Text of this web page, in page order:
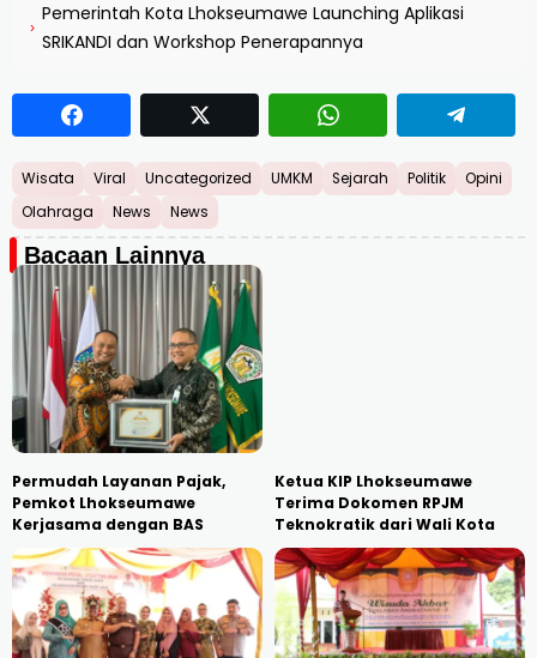
›
Pemerintah Kota Lhokseumawe Launching Aplikasi
SRIKANDI dan Workshop Penerapannya
Wisata Viral Uncategorized UMKM Sejarah Politik
Opini
Olahraga
News News
Bacaan Lainnya
Permudah Layanan Pajak,
Pemkot Lhokseumawe
Kerjasama dengan BAS
Ketua KIP Lhokseumawe
Terima Dokomen RPJM
Teknokratik dari Wali Kota